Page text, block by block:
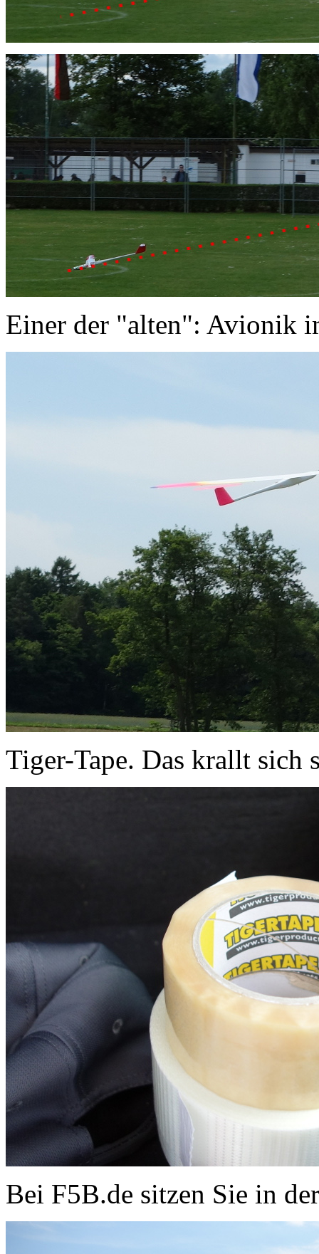
Einer der "alten": Avionik
Tiger-Tape. Das krallt sich
Bei F5B.de sitzen Sie in